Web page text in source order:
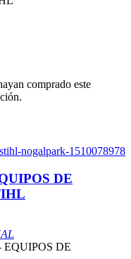
comprado este
DE
EQUIPOS DE